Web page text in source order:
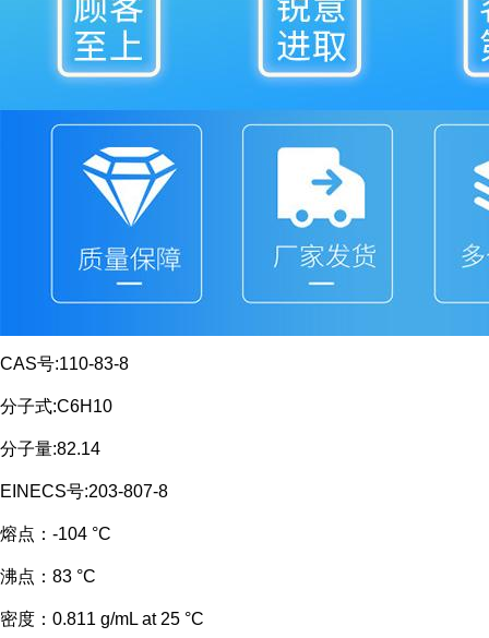
CAS号:110-83-8
分子式:C6H10
分子量:82.14
EINECS号:203-807-8
熔点： -104 °C
沸点： 83 °C
密度： 0.811 g/mL at 25 °C